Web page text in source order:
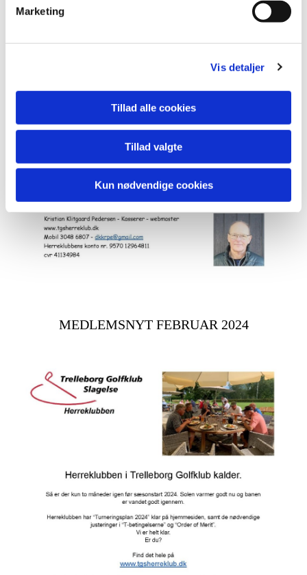
Marketing
Vis detaljer
Tillad alle cookies
Tillad valgte
Kun nødvendige cookies
MEDLEMSNYT FEBRUAR 2024